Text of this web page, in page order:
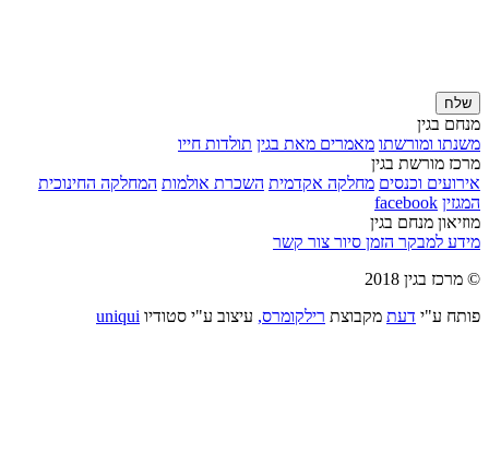
שלח
מנחם בגין
משנתו ומורשתו מאמרים מאת בגין תולדות חייו
מרכז מורשת בגין
אירועים וכנסים מחלקה אקדמית השכרת אולמות המחלקה החינוכית
המגזין facebook
מוזיאון מנחם בגין
מידע למבקר הזמן סיור צור קשר
© מרכז בגין 2018
פותח ע"י דעת מקבוצת רילקומרס, עיצוב ע"י סטודיו uniqui